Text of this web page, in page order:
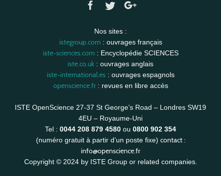
Nos sites :
istegroup.com: ouvrages français
iste-sciences.com: Encyclopédie SCIENCES
iste.co.uk : ouvrages anglais
iste-international.es: ouvrages espagnols
openscience.fr: revues en libre accès
ISTE OpenScience 27-37 St George’s Road – Londres SW19
4EU – Royaume-Uni
Tel : 0044 208 879 4580 ou 0800 902 354
(numéro gratuit à partir d’un poste fixe) contact :
info@openscience.fr
Copyright © 2024 by ISTE Group or related companies.